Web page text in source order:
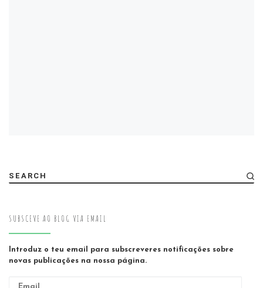
SEARCH
SUBSCEVE AO BLOG VIA EMAIL
Introduz o teu email para subscreveres notificações sobre
novas publicações na nossa página.